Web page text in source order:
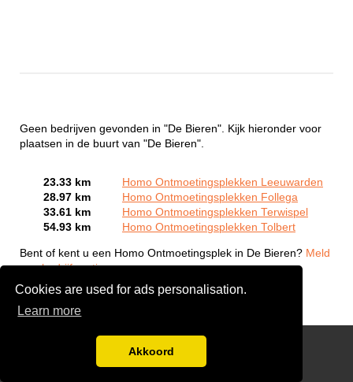
Cookies are used for ads personalisation.
Learn more
Akkoord
Geen bedrijven gevonden in "De Bieren". Kijk hieronder voor
plaatsen in de buurt van "De Bieren".
23.33 km
Homo Ontmoetingsplekken Leeuwarden
28.97 km
Homo Ontmoetingsplekken Follega
33.61 km
Homo Ontmoetingsplekken Terwispel
54.93 km
Homo Ontmoetingsplekken Tolbert
Bent of kent u een Homo Ontmoetingsplek in De Bieren? Meld
een bedrijf gratis aan